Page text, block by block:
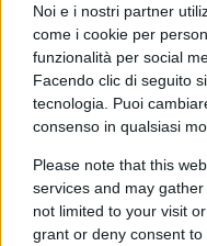
Noi e i nostri partner
come i cookie per
funzionalità per social
Facendo clic di seguito
tecnologia. Puoi
consenso in qualsiasi
Please note that this
services and may
not limited to your visit
grant or deny consent
aumentati
sono note:il prezzo
crollato del 24 per
società di noleggio
costi elevati della
delle vetture, molto